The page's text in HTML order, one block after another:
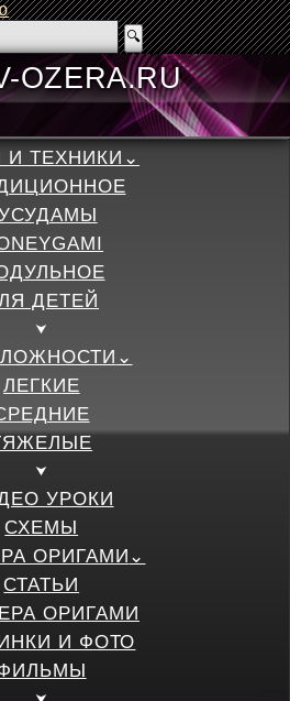
NOV-
И ТЕХНИКИ
ДЕТЕЙ
ЛЕГКИЕ
УРОКИ
СХЕМЫ
ОРИГАМИ
СТАТЬИ
ОРИГАМИ
И ФОТО